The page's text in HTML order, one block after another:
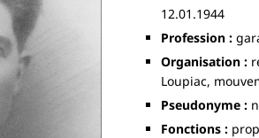
12.01.1944
Profession :
Organisation :
Loupiac,
Pseudonyme :
Fonctions :